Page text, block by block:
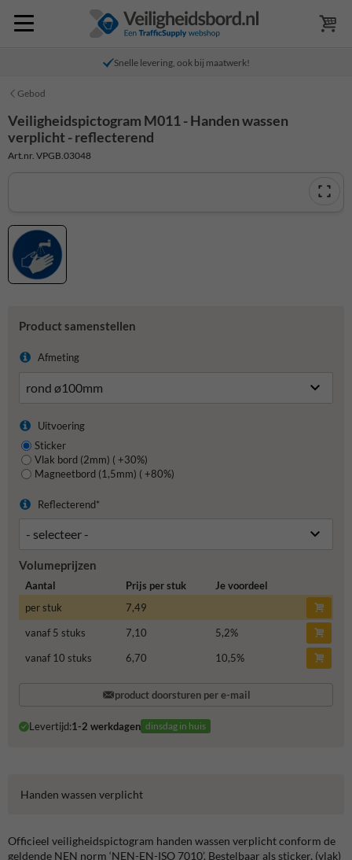
Snelle levering, ook bij maatwerk!
Gebod
Veiligheidspictogram M011 - Handen wassen
verplicht - reflecterend
Art.nr. VPGB.03048
Product samenstellen
Afmeting
Uitvoering
Sticker
Vlak bord (2mm) ( +30%)
Magneetbord (1,5mm) ( +80%)
Reflecterend*
Volumeprijzen
Aantal Prijs per stuk
Je voordeel
per stuk
7,49
vanaf 5 stuks
7,10 5,2%
vanaf 10 stuks
6,70 10,5%
product doorsturen per e-mail
Levertijd:1-2 werkdagen dinsdag in huis
Handen wassen verplicht
Officieel veiligheidspictogram handen wassen verplicht conform de
geldende NEN norm ‘NEN-EN-ISO 7010’. Bestelbaar als sticker, (vlak)